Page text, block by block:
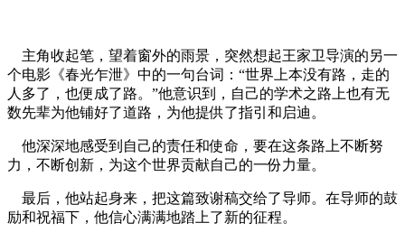
主角收起笔，望着窗外的雨景，突然想起王家卫导演的另一
个电影《春光乍泄》中的一句台词：“世界上本没有路，走的
人多了，也便成了路。”他意识到，自己的学术之路上也有无
数先辈为他铺好了道路，为他提供了指引和启迪。
他深深地感受到自己的责任和使命，要在这条路上不断努
力，不断创新，为这个世界贡献自己的一份力量。
最后，他站起身来，把这篇致谢稿交给了导师。在导师的鼓
励和祝福下，他信心满满地踏上了新的征程。